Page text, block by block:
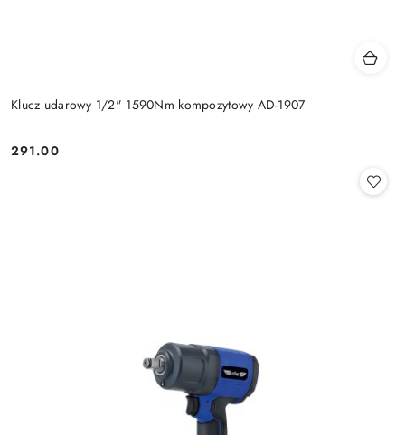
Klucz udarowy 1/2" 1590Nm kompozytowy AD-1907
Cena:
291.00